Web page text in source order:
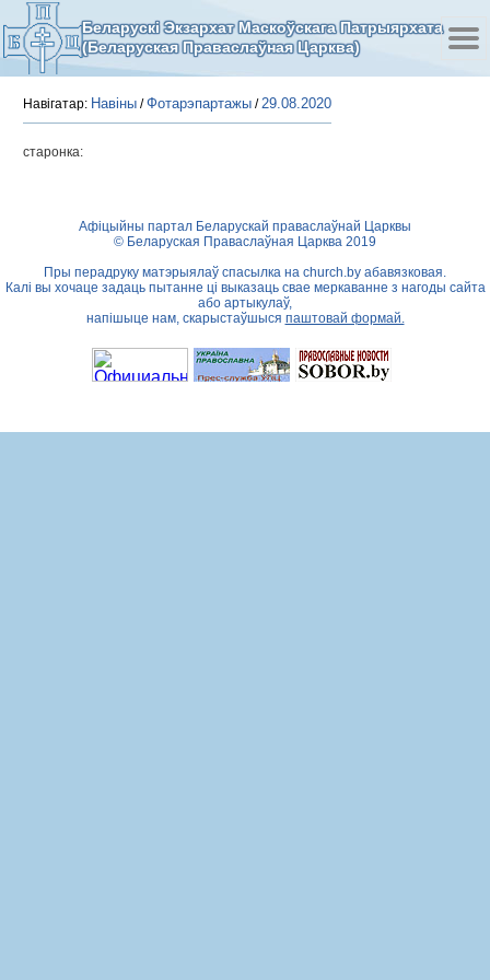
Беларускі Экзархат Маскоўскага Патрыярхата
(Беларуская Праваслаўная Царква)
Навігатар: Навіны /Фотарэпартажы /29.08.2020
старонка:
Афіцыйны партал Беларускай праваслаўнай Царквы
© Беларуская Праваслаўная Царква 2019
Пры перадруку матэрыялаў спасылка на church.by абавязковая.
Калі вы хочаце задаць пытанне ці выказаць свае меркаванне з нагоды сайта
або артыкулаў,
напішыце нам, скарыстаўшыся паштовай формай.